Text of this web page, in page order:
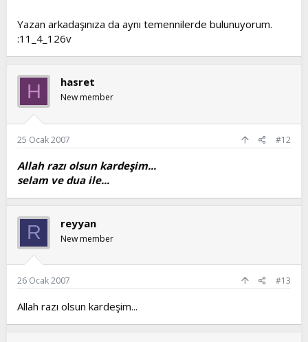
Yazan arkadaşınıza da aynı temennilerde bulunuyorum.
:11_4_126v
H hasret
New member
25 Ocak 2007 #12
Allah razı olsun kardeşim...
selam ve dua ile...
R reyyan
New member
26 Ocak 2007 #13
Allah razı olsun kardeşim...